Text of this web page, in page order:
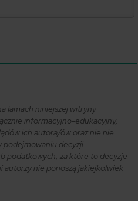
łamach niniejszej witryny
informacyjno-edukacyjny,
ich autora/ów oraz nie nie
podejmowaniu decyzji
podatkowych, za które to decyzje
autorzy nie ponoszą jakiejkolwiek